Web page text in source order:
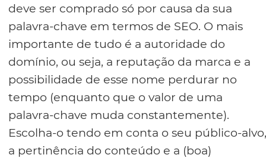
deve ser comprado só por causa da sua
palavra-chave em termos de SEO. O mais
importante de tudo é a autoridade do
domínio, ou seja, a reputação da marca e a
possibilidade de esse nome perdurar no
tempo (enquanto que o valor de uma
palavra-chave muda constantemente).
Escolha-o tendo em conta o seu público-alvo,
a pertinência do conteúdo e a (boa)